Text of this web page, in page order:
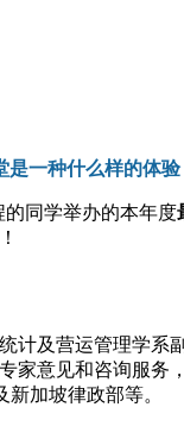
一种什么样的体验
同学举办的本年度
计及营运管理学系
家意见和咨询服务
加坡律政部等。